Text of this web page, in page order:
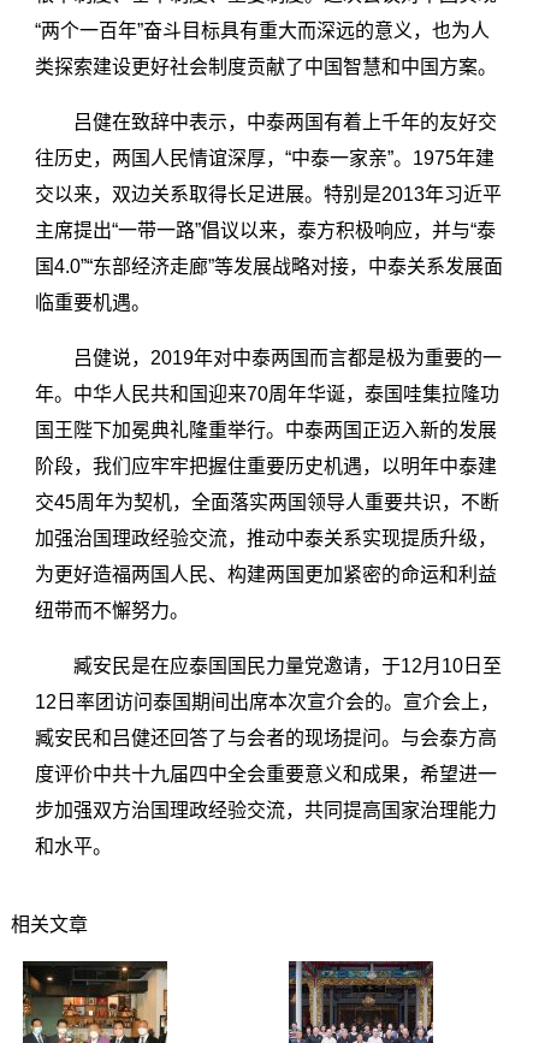
“两个一百年”奋斗目标具有重大而深远的意义，也为人
类探索建设更好社会制度贡献了中国智慧和中国方案。
吕健在致辞中表示，中泰两国有着上千年的友好交
往历史，两国人民情谊深厚，“中泰一家亲”。1975年建
交以来，双边关系取得长足进展。特别是2013年习近平
主席提出“一带一路”倡议以来，泰方积极响应，并与“泰
国4.0”“东部经济走廊”等发展战略对接，中泰关系发展面
临重要机遇。
吕健说，2019年对中泰两国而言都是极为重要的一
年。中华人民共和国迎来70周年华诞，泰国哇集拉隆功
国王陛下加冕典礼隆重举行。中泰两国正迈入新的发展
阶段，我们应牢牢把握住重要历史机遇，以明年中泰建
交45周年为契机，全面落实两国领导人重要共识，不断
加强治国理政经验交流，推动中泰关系实现提质升级，
为更好造福两国人民、构建两国更加紧密的命运和利益
纽带而不懈努力。
臧安民是在应泰国国民力量党邀请，于12月10日至
12日率团访问泰国期间出席本次宣介会的。宣介会上，
臧安民和吕健还回答了与会者的现场提问。与会泰方高
度评价中共十九届四中全会重要意义和成果，希望进一
步加强双方治国理政经验交流，共同提高国家治理能力
和水平。
相关文章